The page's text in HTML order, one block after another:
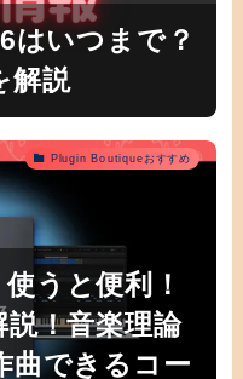
はいつまで？
解説
Plugin Boutiqueおすすめ
うと便利！
！音楽理論
曲できるコー